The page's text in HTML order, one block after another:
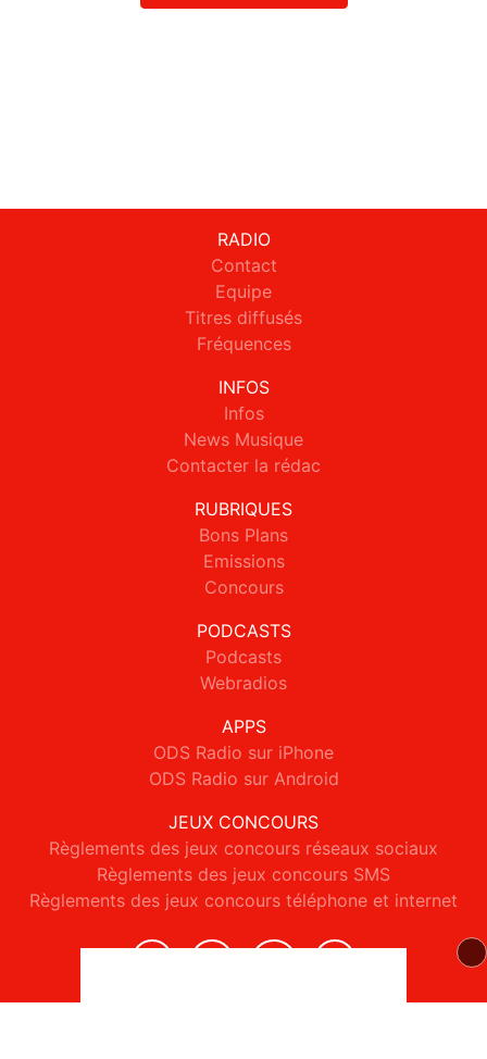
RADIO
Contact
Equipe
Titres diffusés
Fréquences
INFOS
Infos
News Musique
Contacter la rédac
RUBRIQUES
Bons Plans
Emissions
Concours
PODCASTS
Podcasts
Webradios
APPS
ODS Radio sur iPhone
ODS Radio sur Android
JEUX CONCOURS
Règlements des jeux concours réseaux sociaux
Règlements des jeux concours SMS
Règlements des jeux concours téléphone et internet